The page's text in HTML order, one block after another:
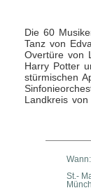
Die 60
Tanz von
Overtüre von
Harry Potter
stürmischen
Landkreis
St.-